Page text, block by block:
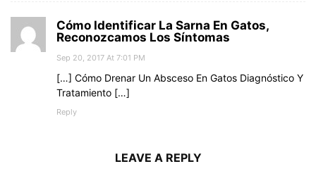
Cómo Identificar La Sarna En Gatos,
Reconozcamos Los Síntomas
Sep 20, 2017 At 7:01 PM
[…] Cómo Drenar Un Absceso En Gatos Diagnóstico Y
Tratamiento […]
Reply
LEAVE A REPLY